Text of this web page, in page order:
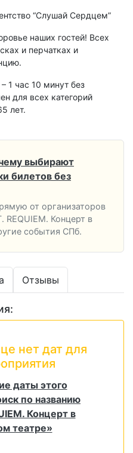
“Слушай Сердцем”
наших гостей! Всех
и перчатках и
1 час 10 минут без
для всех категорий
лет.
выбирают
билетов без
от организаторов
REQUIEM. Концерт в
события СПб.
Отзывы
нет дат для
даты этого
по названию
Концерт в
театре»